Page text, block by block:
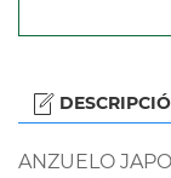
ANZUELO